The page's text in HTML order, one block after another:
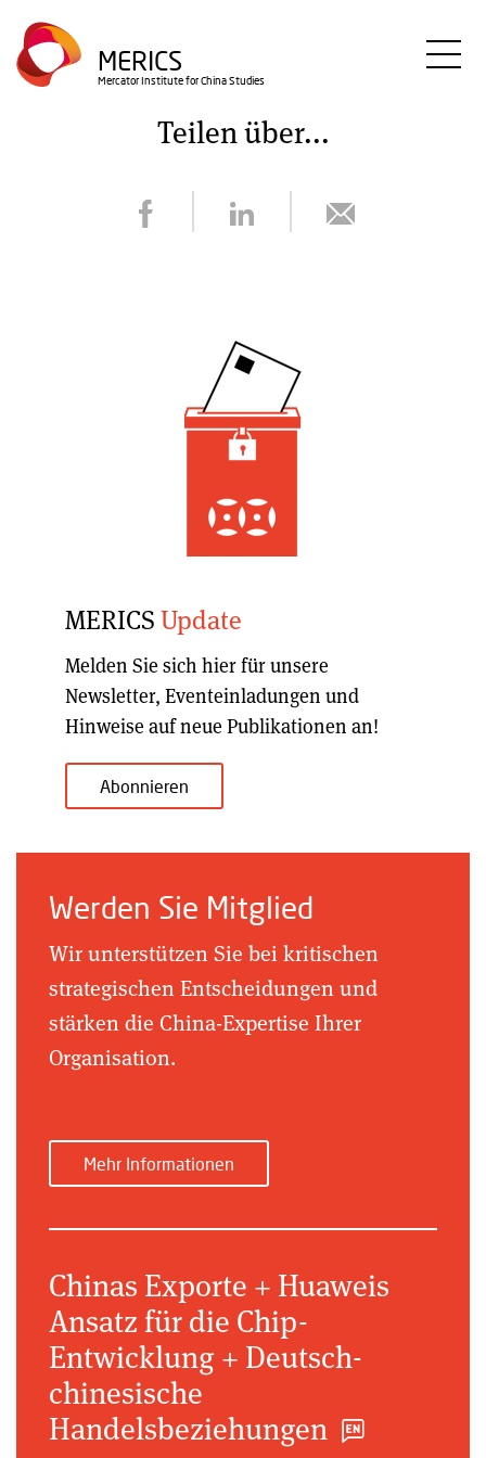
Direkt
zum
Inhalt
MERICS
Mercator Institute for China Studies
Teilen über...
MERICSUpdate
Melden Sie sich hier für unsere
Newsletter, Eventeinladungen und
Hinweise auf neue Publikationen an!
Abonnieren
Werden Sie Mitglied
Wir unterstützen Sie bei kritischen
strategischen Entscheidungen und
stärken die China-Expertise Ihrer
Organisation.
Mehr Informationen
Chinas Exporte + Huaweis
Ansatz für die Chip-
Entwicklung + Deutsch-
chinesische
Handelsbeziehungen